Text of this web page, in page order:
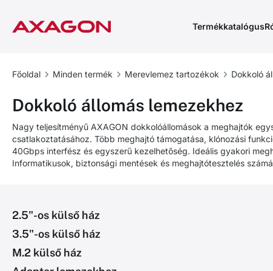
Termékkatalógus
Főoldal Minden termék Merevlemez tartozékok Dokkoló
Dokkoló állomás lemezekhez
Nagy teljesítményű AXAGON dokkolóállomások a meghajtók
csatlakoztatásához. Több meghajtó támogatása, klónozási
40Gbps interfész és egyszerű kezelhetőség. Ideális gyakori
Informatikusok, biztonsági mentések és meghajtótesztelés
2.5"-os külső ház
3.5"-os külső ház
M.2 külső ház